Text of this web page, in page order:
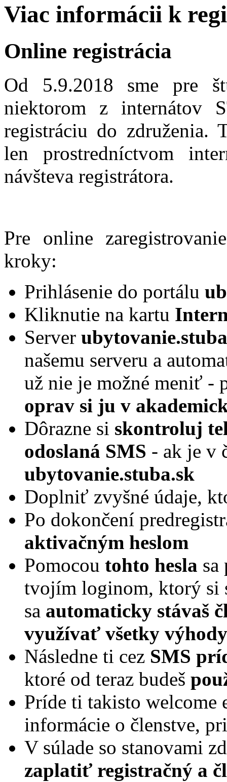
Viac informácii k
Online registrácia
Od 5.9.2018 sme pre
niektorom z internátov
registráciu do združenia.
len prostredníctvom
návšteva registrátora.
Pre online
kroky:
Prihlásenie do portálu
Kliknutie na kartu
Server
našemu serveru a
už nie je možné meniť -
oprav si ju v
Dôrazne si skontroluj
odoslaná SMS - ak je v
ubytovanie.stuba.sk
Doplniť zvyšné údaje,
Po dokončení
aktivačným heslom
Pomocou tohto hesla
tvojím loginom, ktorý si
sa automaticky stávaš
využívať všetky
Následne ti cez SMS
ktoré od teraz budeš
Príde ti takisto welcome
informácie o členstve,
V súlade so stanovami
zaplatiť registračný a